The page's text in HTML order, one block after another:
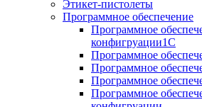
Этикет-пистолеты
Программное обеспечение
Программное
конфигруации1С
Программное
Программное
Программное
Программное